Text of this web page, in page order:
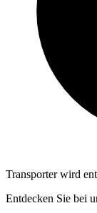
Transporter wird
Entdecken Sie bei